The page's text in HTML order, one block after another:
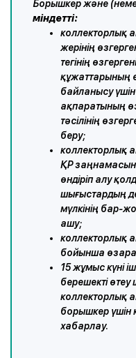
Борышкер және
міндетті:
коллекторлық
жерінің
тегінің
құжаттарының
байланысу
ақпаратының
тәсілінің
беру;
коллекторлық
ҚР
өндіріп алу
шығыстардың
мүлкінің бар-
ашу;
коллекторлық
бойынша
15 жұмыс күні
берешекті
коллекторлық
борышкер
хабарлау.